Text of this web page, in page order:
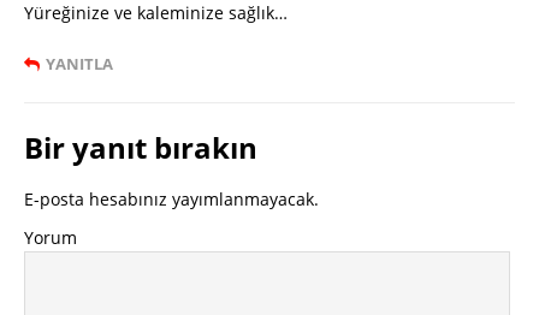
Yüreğinize ve kaleminize sağlık…
YANITLA
Bir yanıt bırakın
E-posta hesabınız yayımlanmayacak.
Yorum